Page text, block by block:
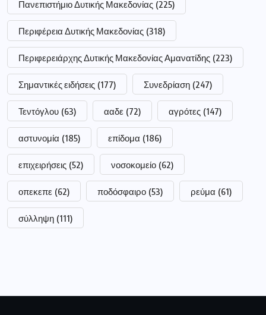
Πανεπιστήμιο Δυτικής Μακεδονίας (225)
Περιφέρεια Δυτικής Μακεδονίας (318)
Περιφερειάρχης Δυτικής Μακεδονίας Αμανατίδης (223)
Σημαντικές ειδήσεις (177) Συνεδρίαση (247)
Τεντόγλου (63) ααδε (72) αγρότες (147)
αστυνομία (185) επίδομα (186)
επιχειρήσεις (52) νοσοκομείο (62)
οπεκεπε (62) ποδόσφαιρο (53) ρεύμα (61)
σύλληψη (111)